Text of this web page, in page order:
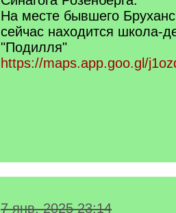
На месте бывшего
сейчас находится школа-
"Подилля"
https://maps.app.goo.gl/
7 янв. 2025 23:14